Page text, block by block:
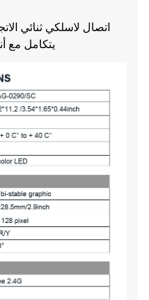
اتصال لاسلكي ثنائي
يتكامل مع